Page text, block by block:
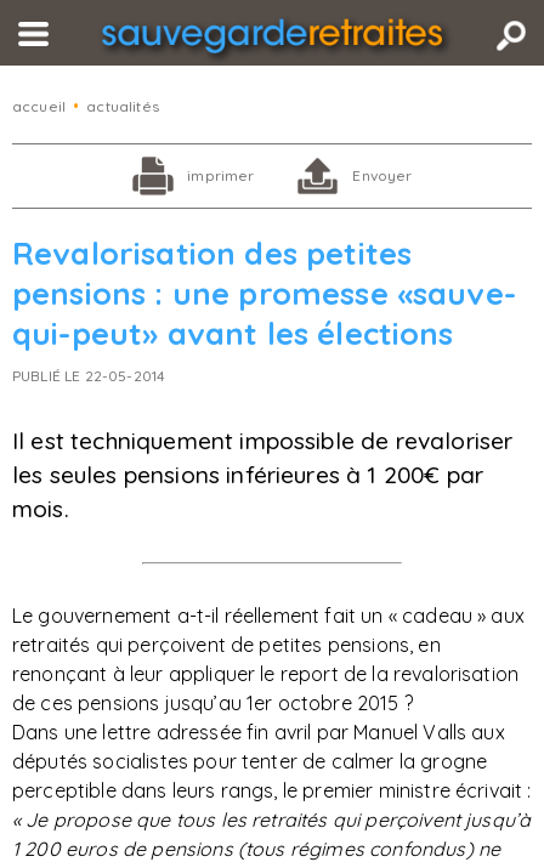
accueil • actualités
imprimer Envoyer
Revalorisation des petites
pensions : une promesse «sauve-
qui-peut» avant les élections
PUBLIÉ LE 22-05-2014
Il est techniquement impossible de revaloriser
les seules pensions inférieures à 1 200€ par
mois.
Le gouvernement a-t-il réellement fait un « cadeau » aux
retraités qui perçoivent de petites pensions, en
renonçant à leur appliquer le report de la revalorisation
de ces pensions jusqu’au 1er octobre 2015 ?
Dans une lettre adressée fin avril par Manuel Valls aux
députés socialistes pour tenter de calmer la grogne
perceptible dans leurs rangs, le premier ministre écrivait :
« Je propose que tous les retraités qui perçoivent jusqu’à
1 200 euros de pensions (tous régimes confondus) ne